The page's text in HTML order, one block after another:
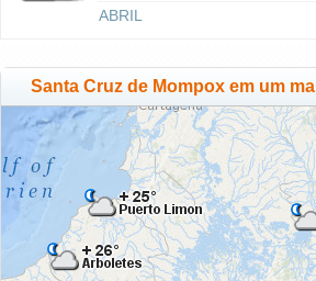
ABRIL
Santa Cruz de Mompox em um